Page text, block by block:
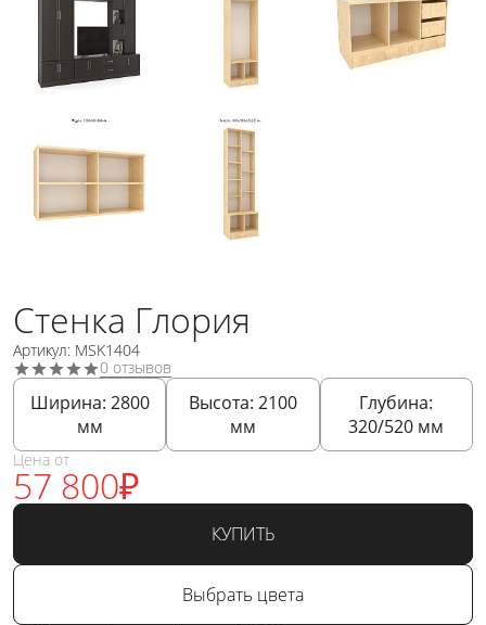
Стенка Глория
Артикул: MSK1404
0 отзывов
Ширина: 2800
мм
Высота: 2100
мм
Глубина:
320/520 мм
Цена от
57 800₽
КУПИТЬ
Выбрать цвета